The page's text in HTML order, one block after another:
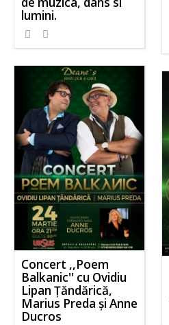
lumini.
Concert ,,Poem
Balkanic'' cu Ovidiu
Lipan Țăndărică,
Marius Preda și Anne
Ducros